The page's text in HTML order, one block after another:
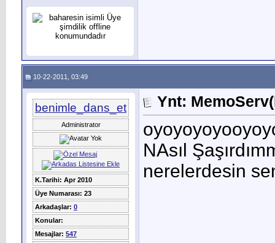
10-22-2011, 03:49
benimle_dans_et
Administrator
K.Tarihi: Apr 2010
Üye Numarası: 23
Arkadaşlar: 0
Konular:
Mesajlar: 547
Ynt:
NAsıl
nerelerdesin